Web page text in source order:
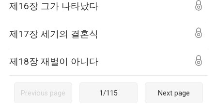
제16장 그가 나타났다
제17장 세기의 결혼식
제18장 재벌이 아니다
Previous page 1/115 Next page